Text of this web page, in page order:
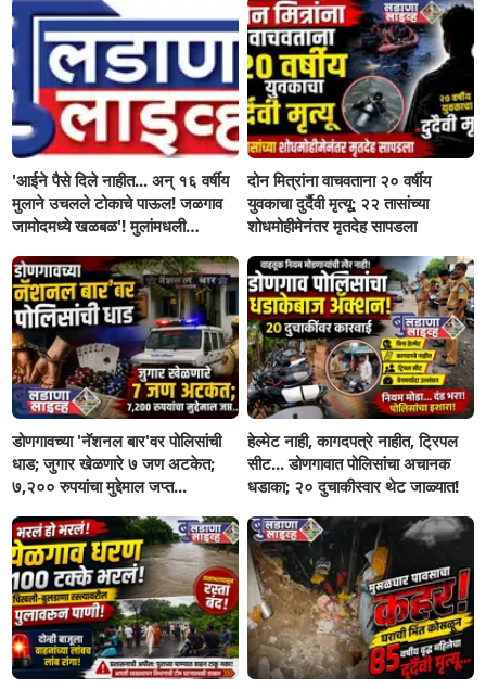
'आईने पैसे दिले नाहीत... अन् १६ वर्षीय
मुलाने उचलले टोकाचे पाऊल! जळगाव
जामोदमध्ये खळबळ'! मुलांमधली
दोन मित्रांना वाचवताना २० वर्षीय
युवकाचा दुर्दैवी मृत्यू; २२ तासांच्या
शोधमोहीमेनंतर मृतदेह सापडला
डोणगावच्या 'नॅशनल बार'वर पोलिसांची
धाड; जुगार खेळणारे ७ जण अटकेत;
७,२०० रुपयांचा मुद्देमाल जप्त...
हेल्मेट नाही, कागदपत्रे नाहीत, ट्रिपल
सीट... डोणगावात पोलिसांचा अचानक
धडाका; २० दुचाकीस्वार थेट जाळ्यात!